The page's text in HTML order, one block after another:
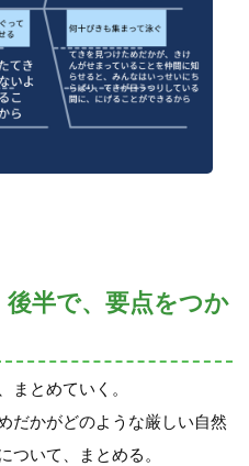
後半で、要点をつか
まとめていく。
だかがどのような厳しい自然
ついて、まとめる。